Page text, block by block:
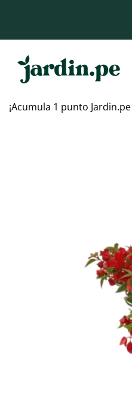
contenido
¡Acumula 1 punto